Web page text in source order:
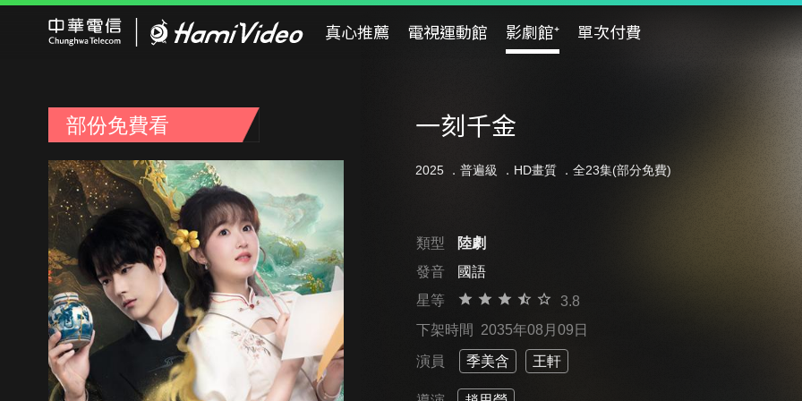
真心推薦 電視運動館 影劇館⁺ 單次付費
部份免費看 一刻千金
2025 ． 普遍級 ．HD畫質 ．全23集(部分免費)
類型
陸劇
發音
國語
星等
3.8
下架時間 2035年08月09日
演員 季美含 王軒